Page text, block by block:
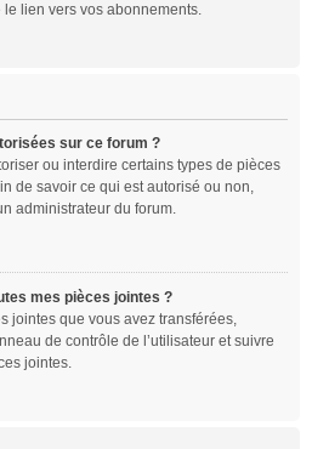
le lien vers vos abonnements.
sur ce forum ?
ou interdire certains types de pièces
de savoir ce qui est autorisé ou non,
administrateur du forum.
mes pièces jointes ?
jointes que vous avez transférées,
de contrôle de l’utilisateur et suivre
jointes.